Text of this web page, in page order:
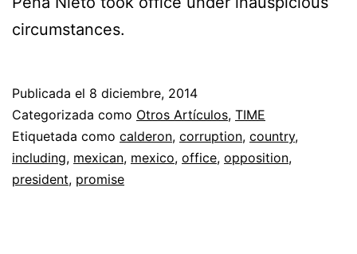
circumstances.
Publicada el 8 diciembre, 2014
Categorizada como Otros Artículos, TIME
Etiquetada como calderon, corruption, country,
including, mexican, mexico, office, opposition,
president, promise